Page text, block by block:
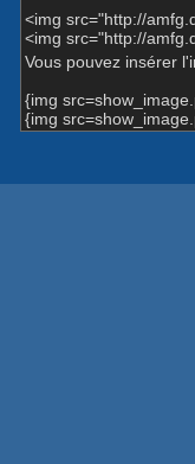
<img src="http://
<img src="http://
Vous pouvez insérer
{img
{img